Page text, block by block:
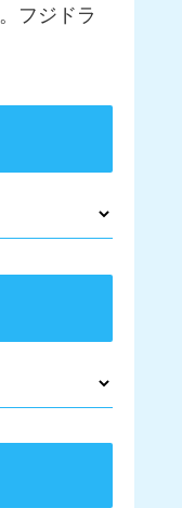
フジドラ